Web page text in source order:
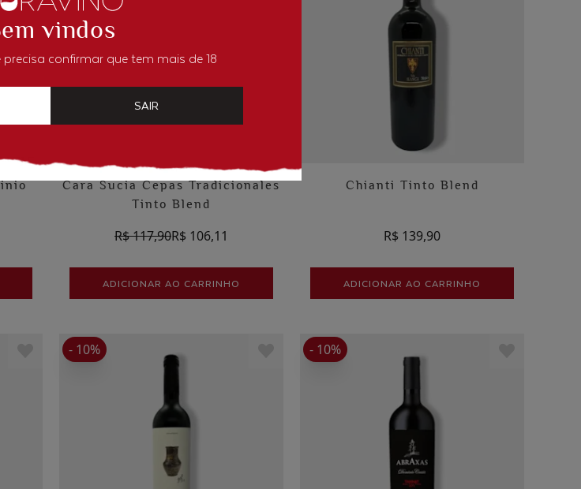
vindos
confirmar que tem mais de 18
SAIR
Cara Sucia Cepas Tradicionales
Tinto Blend
R$ 117,90R$ 106,11
ADICIONAR AO CARRINHO
Chianti Tinto Blend
R$ 139,90
ADICIONAR AO CARRINHO
- 10% - 10%